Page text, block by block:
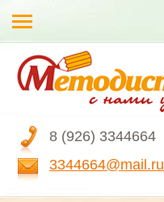
8 (926) 3344664
3344664@mail.ru